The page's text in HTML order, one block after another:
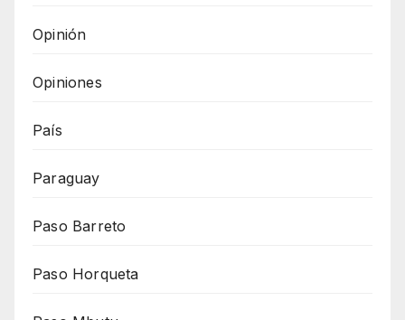
Opinión
Opiniones
País
Paraguay
Paso Barreto
Paso Horqueta